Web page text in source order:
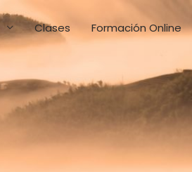
Clases Formación Online